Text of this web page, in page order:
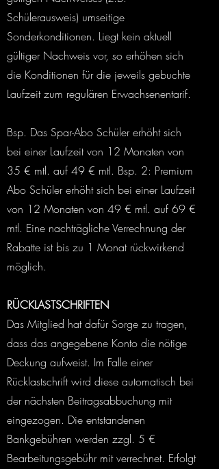
Schülerausweis) umseitige
Sonderkonditionen. Liegt kein aktuell
gültiger Nachweis vor, so erhöhen sich
die Konditionen für die jeweils gebuchte
Laufzeit zum regulären Erwachsenentarif.
Bsp. Das Spar-Abo Schüler erhöht sich
bei einer Laufzeit von 12 Monaten von
35 € mtl. auf 49 € mtl. Bsp. 2: Premium
Abo Schüler erhöht sich bei einer Laufzeit
von 12 Monaten von 49 € mtl. auf 69 €
mtl. Eine nachträgliche Verrechnung der
Rabatte ist bis zu 1 Monat rückwirkend
möglich.
RÜCKLASTSCHRIFTEN
Das Mitglied hat dafür Sorge zu tragen,
dass das angegebene Konto die nötige
Deckung aufweist. Im Falle einer
Rücklastschrift wird diese automatisch bei
der nächsten Beitragsabbuchung mit
eingezogen. Die entstandenen
Bankgebühren werden zzgl. 5 €
Bearbeitungsgebühr mit verrechnet. Erfolgt